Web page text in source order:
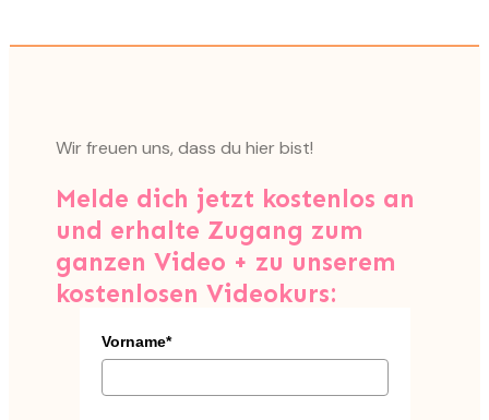
Wir freuen uns, dass du hier bist!
Melde dich jetzt kostenlos an
und erhalte Zugang zum
ganzen Video + zu unserem
kostenlosen Videokurs:
Vorname*